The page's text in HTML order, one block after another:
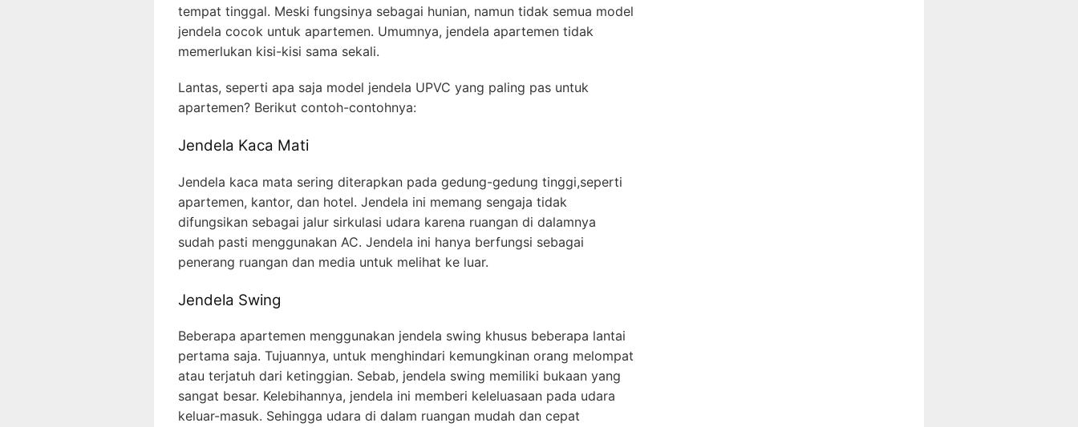
tempat tinggal. Meski fungsinya sebagai hunian, namun tidak semua model
jendela cocok untuk apartemen. Umumnya, jendela apartemen tidak
memerlukan kisi-kisi sama sekali.
Lantas, seperti apa saja model jendela UPVC yang paling pas untuk
apartemen? Berikut contoh-contohnya:
Jendela Kaca Mati
Jendela kaca mata sering diterapkan pada gedung-gedung tinggi,seperti
apartemen, kantor, dan hotel. Jendela ini memang sengaja tidak
difungsikan sebagai jalur sirkulasi udara karena ruangan di dalamnya
sudah pasti menggunakan AC. Jendela ini hanya berfungsi sebagai
penerang ruangan dan media untuk melihat ke luar.
Jendela Swing
Beberapa apartemen menggunakan jendela swing khusus beberapa lantai
pertama saja. Tujuannya, untuk menghindari kemungkinan orang melompat
atau terjatuh dari ketinggian. Sebab, jendela swing memiliki bukaan yang
sangat besar. Kelebihannya, jendela ini memberi keleluasaan pada udara
keluar-masuk. Sehingga udara di dalam ruangan mudah dan cepat